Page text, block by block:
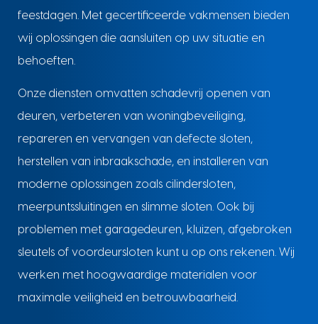
feestdagen. Met gecertificeerde vakmensen bieden
wij oplossingen die aansluiten op uw situatie en
behoeften.
Onze diensten omvatten schadevrij openen van
deuren, verbeteren van woningbeveiliging,
repareren en vervangen van defecte sloten,
herstellen van inbraakschade, en installeren van
moderne oplossingen zoals cilindersloten,
meerpuntssluitingen en slimme sloten. Ook bij
problemen met garagedeuren, kluizen, afgebroken
sleutels of voordeursloten kunt u op ons rekenen. Wij
werken met hoogwaardige materialen voor
maximale veiligheid en betrouwbaarheid.